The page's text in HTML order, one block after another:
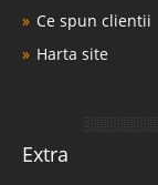
Ce spun clientii
Harta site
Extra